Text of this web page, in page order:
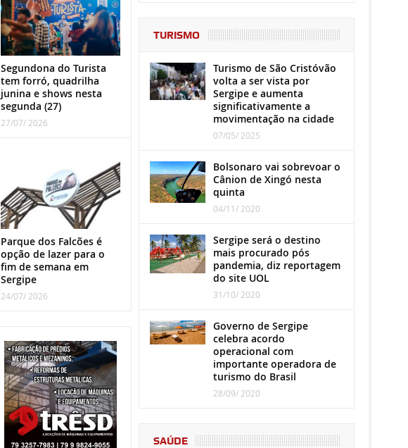
Segundona do Turista
tem forró, quadrilha
junina e shows nesta
segunda (27)
27/07/ 2026
Parque dos Falcões é
opção de lazer para o
fim de semana em
Sergipe
24/07/ 2026
TURISMO
Turismo de São Cristóvão
volta a ser vista por
Sergipe e aumenta
significativamente a
movimentação na cidade
07/05/ 2025
Bolsonaro vai sobrevoar o
Cânion de Xingó nesta
quinta
04/11/ 2020
Sergipe será o destino
mais procurado pós
pandemia, diz reportagem
do site UOL
31/10/ 2020
Governo de Sergipe
celebra acordo
operacional com
importante operadora de
turismo do Brasil
28/09/ 2020
SAÚDE